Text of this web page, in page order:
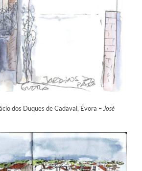
dos Duques de Cadaval, Évora – José